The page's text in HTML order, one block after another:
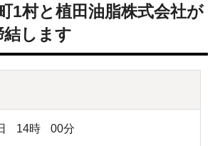
1村と植田油脂株式会社が
結します
14時 00分